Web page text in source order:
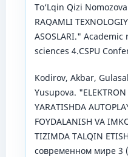
To‘Lqin Qizi
RAQAMLI
ASOSLARI."
sciences 4.CSPU
Kodirov, Akbar,
Yusupova. "ELEKTRON
YARATISHDA
FOYDALANISH VA
TIZIMDA TALQIN
современном мире 3